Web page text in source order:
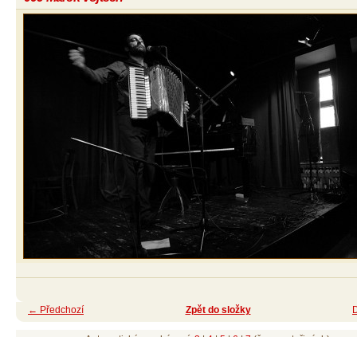
← Předchozí Zpět do složky